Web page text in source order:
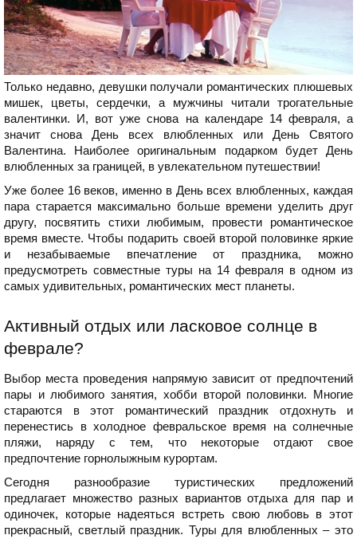
Только недавно, девушки получали романтических плюшевых
мишек, цветы, сердечки, а мужчины читали трогательные
валентинки. И, вот уже снова на календаре 14 февраля, а
значит снова День всех влюбленных или День Святого
Валентина. Наиболее оригинальным подарком будет День
влюбленных за границей, в увлекательном путешествии!
Уже более 16 веков, именно в День всех влюбленных, каждая
пара старается максимально больше времени уделить друг
другу, посвятить стихи любимым, провести романтическое
время вместе. Чтобы подарить своей второй половинке яркие
и незабываемые впечатление от праздника, можно
предусмотреть совместные туры на 14 февраля в одном из
самых удивительных, романтических мест планеты.
Активный отдых или ласковое солнце в
феврале?
Выбор места проведения напрямую зависит от предпочтений
пары и любимого занятия, хобби второй половинки. Многие
стараются в этот романтический праздник отдохнуть и
перенестись в холодное февральское время на солнечные
пляжи, наряду с тем, что некоторые отдают свое
предпочтение горнолыжным курортам.
Сегодня разнообразие туристических предложений
предлагает множество разных вариантов отдыха для пар и
одиночек, которые надеяться встреть свою любовь в этот
прекрасный, светлый праздник. Туры для влюбленных – это